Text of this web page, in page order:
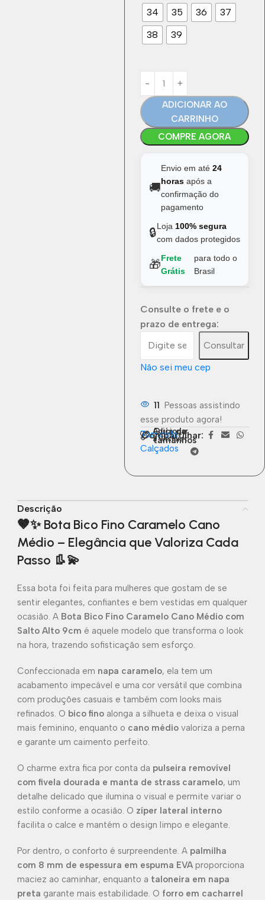
34
35 36
37
38
39
ADICIONAR AO
CARRINHO
COMPRE AGORA
🚚
Envio em até 24
horasapós a
confirmação do
pagamento
🔒Loja 100% segura
com dados protegidos
🎁Frete
Grátis
para todo o
Brasil
Consulte o frete e o
prazo de entrega:
Consultar
Não sei meu cep
11 Pessoas assistindo
esse produto agora!
Adicionar
à wishlist
Guia de
tamanhos
Torricella
Calçados
Compartilhar:
Descrição
🤎✨Bota Bico Fino Caramelo Cano
Médio – Elegância que Valoriza Cada
Passo 👢💫
Essa bota foi feita para mulheres que gostam de se
sentir elegantes, confiantes e bem vestidas em qualquer
ocasião. A Bota Bico Fino Caramelo Cano Médio com
Salto Alto 9cm é aquele modelo que transforma o look
na hora, trazendo sofisticação sem esforço.
Confeccionada em napa caramelo, ela tem um
acabamento impecável e uma cor versátil que combina
com produções casuais e também com looks mais
refinados. O bico fino alonga a silhueta e deixa o visual
mais feminino, enquanto o cano médio valoriza a perna
e garante um caimento perfeito.
O charme extra fica por conta da pulseira removível
com fivela dourada e manta de strass caramelo, um
detalhe delicado que ilumina o visual e permite variar o
estilo conforme a ocasião. O zíper lateral interno
facilita o calce e mantém o design limpo e elegante.
Por dentro, o conforto é surpreendente. A palmilha
com 8 mm de espessura em espuma EVA proporciona
maciez ao caminhar, enquanto a taloneira em napa
preta garante mais estabilidade. O forro em cacharrel